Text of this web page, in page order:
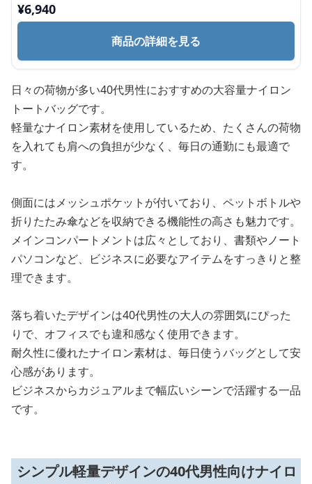
¥6,940
商品の詳細を見る
日々の荷物が多い40代男性におすすめの大容量ナイロン
トートバッグです。
軽量なナイロン素材を使用しているため、たくさんの荷物
を入れても肩への負担が少なく、毎日の通勤にも最適で
す。
側面にはメッシュポケットが付いており、ペットボトルや
折りたたみ傘などを収納できる機能性の高さも魅力です。
メインコンパートメントは広々としており、書類やノート
パソコンなど、ビジネスに必要なアイテムをすっきりと整
理できます。
落ち着いたデザインは40代男性の大人の雰囲気にぴった
りで、オフィスでも違和感なく使用できます。
耐久性に優れたナイロン素材は、毎日使うバッグとして安
心感があります。
ビジネスからカジュアルまで幅広いシーンで活躍する一品
です。
シンプル軽量デザインの40代男性向けナイロ